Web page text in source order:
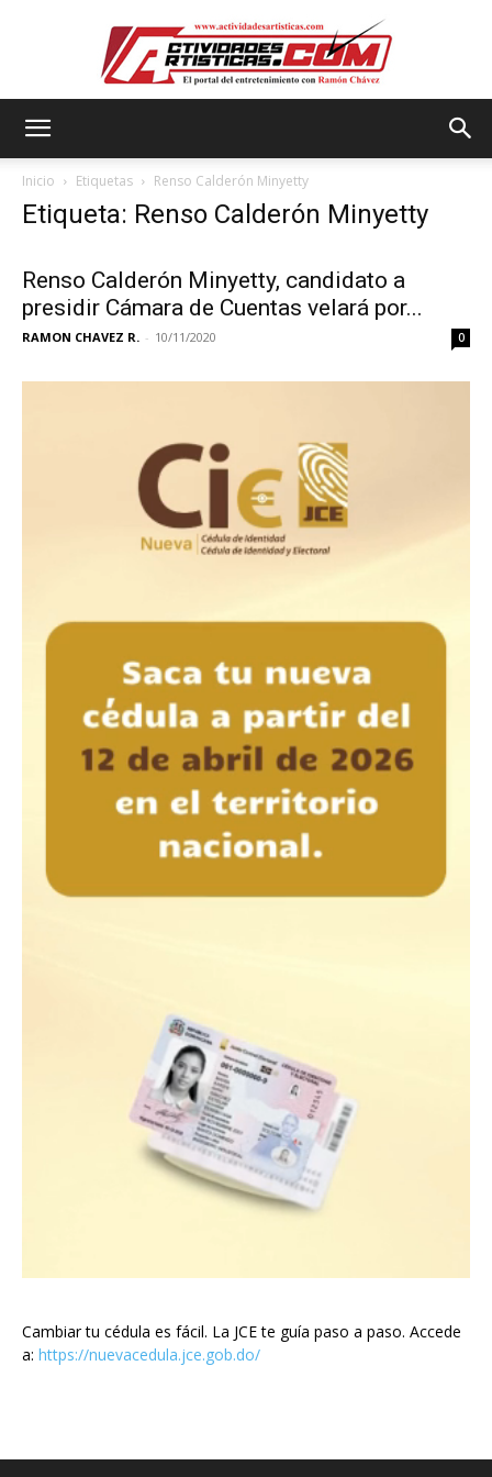
Inicio Etiquetas Renso Calderón Minyetty
Etiqueta: Renso Calderón Minyetty
Renso Calderón Minyetty, candidato a
presidir Cámara de Cuentas velará por...
RAMON CHAVEZ R. - 10/11/2020 0
Cambiar tu cédula es fácil. La JCE te guía paso a paso. Accede
a: https://nuevacedula.jce.gob.do/